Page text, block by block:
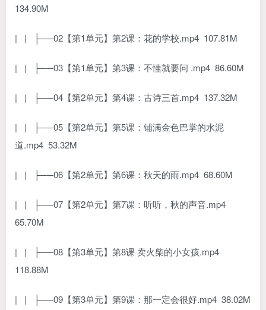
134.90M
| | ├──02【第1单元】第2课：花的学校.mp4 107.81M
| | ├──03【第1单元】第3课：不懂就要问 .mp4 86.60M
| | ├──04【第2单元】第4课：古诗三首.mp4 137.32M
| | ├──05【第2单元】第5课：铺满金色巴掌的水泥
道.mp4 53.32M
| | ├──06【第2单元】第6课：秋天的雨.mp4 68.60M
| | ├──07【第2单元】第7课：听听，秋的声音.mp4
65.70M
| | ├──08【第3单元】第8课 卖火柴的小女孩.mp4
118.88M
| | ├──09【第3单元】第9课：那一定会很好.mp4 38.02M